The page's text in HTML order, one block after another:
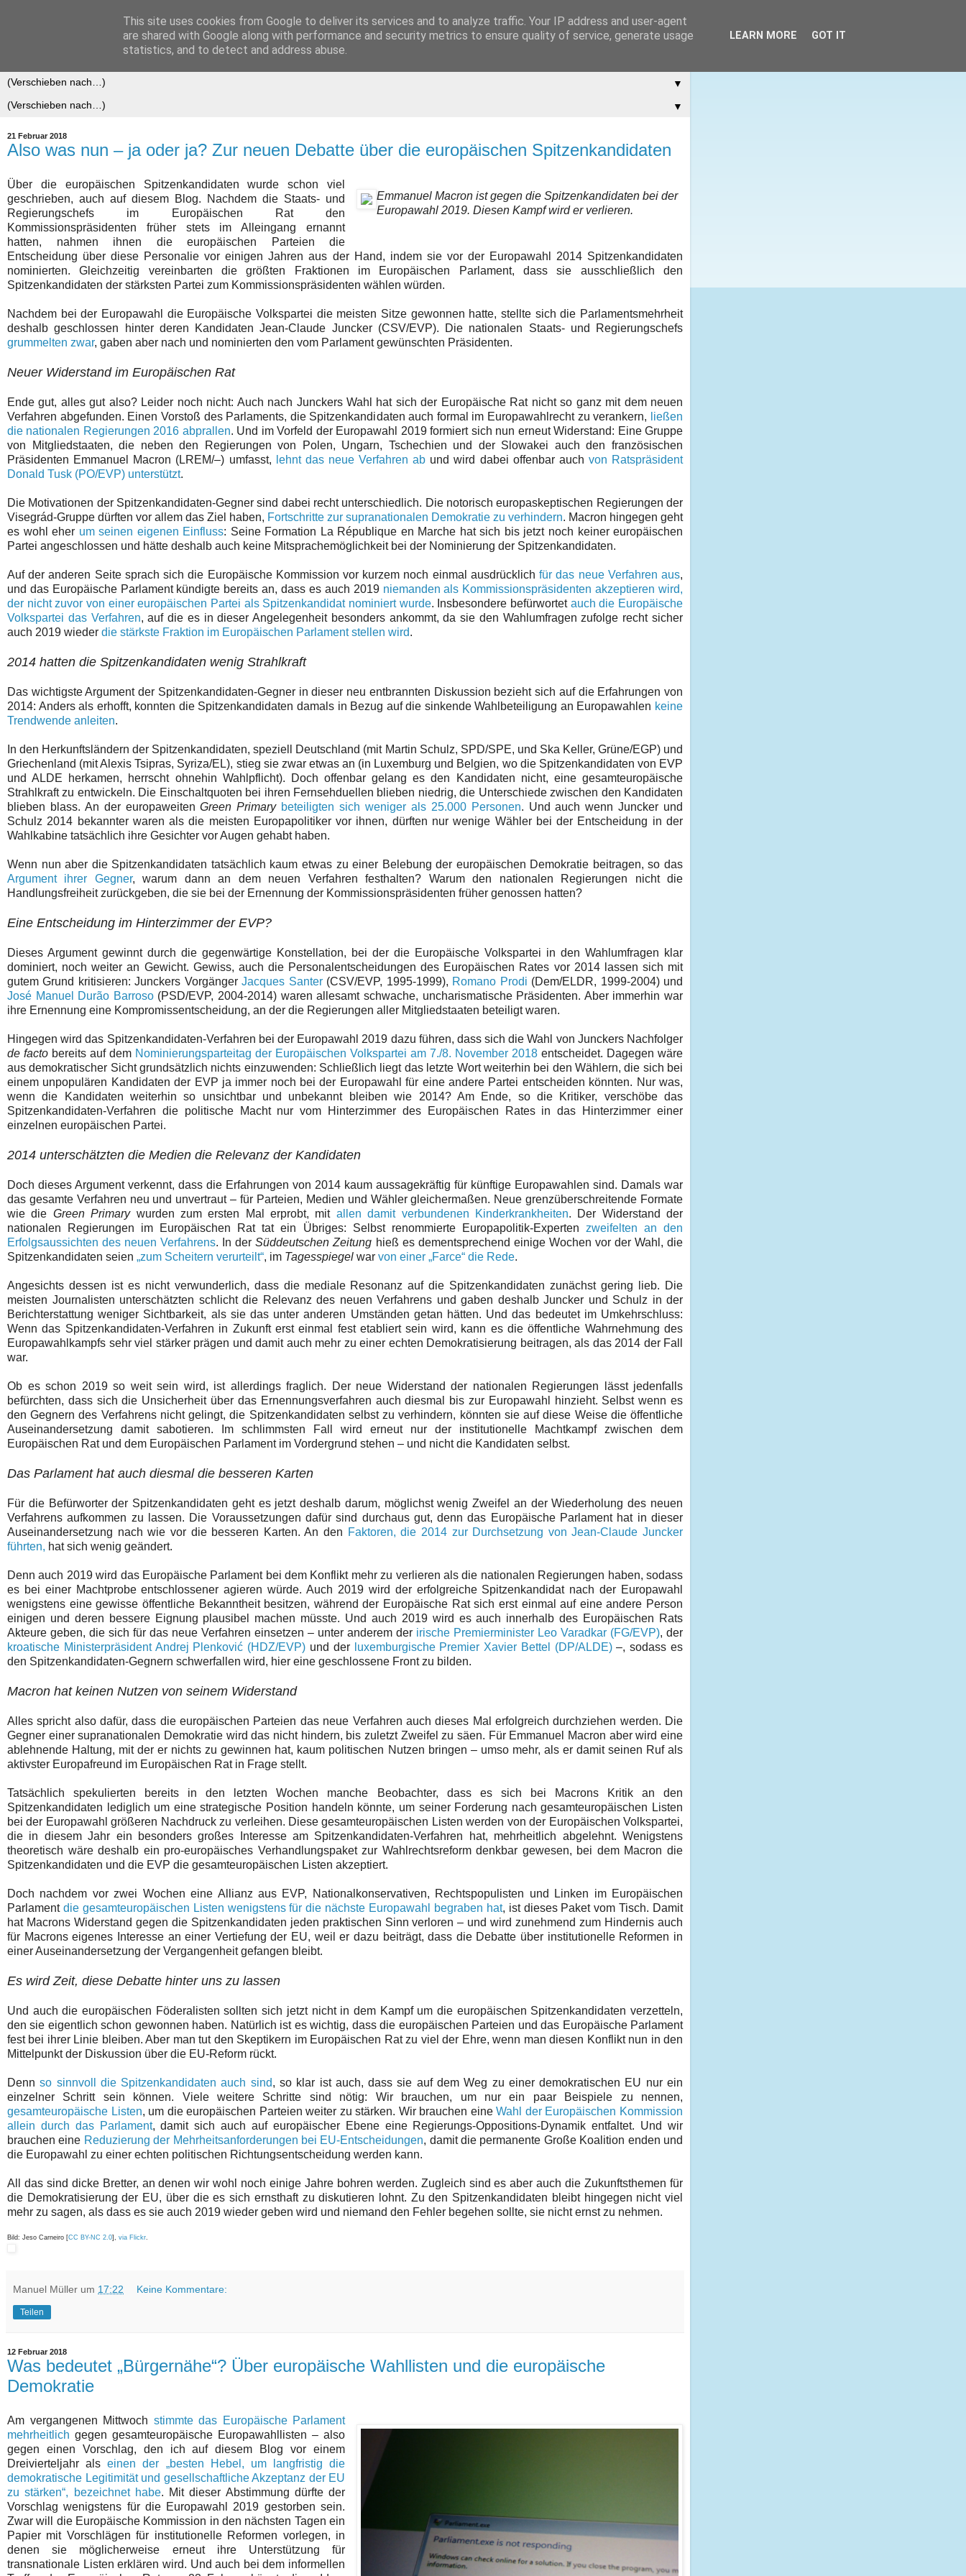
Der (europäische) Föderalist
▼
▼
21 Februar 2018
Also was nun – ja oder ja? Zur neuen Debatte über die europäischen Spitzenkandidaten
Emmanuel Macron ist gegen die Spitzenkandidaten bei der
Europawahl 2019. Diesen Kampf wird er verlieren.
Über die europäischen Spitzenkandidaten wurde schon viel
geschrieben, auch auf diesem Blog. Nachdem die Staats- und
Regierungschefs im Europäischen Rat den
Kommissionspräsidenten früher stets im Alleingang ernannt
hatten, nahmen ihnen die europäischen Parteien die
Entscheidung über diese Personalie vor einigen Jahren aus der Hand, indem sie vor der Europawahl 2014 Spitzenkandidaten
nominierten. Gleichzeitig vereinbarten die größten Fraktionen im Europäischen Parlament, dass sie ausschließlich den
Spitzenkandidaten der stärksten Partei zum Kommissionspräsidenten wählen würden.
Nachdem bei der Europawahl die Europäische Volkspartei die meisten Sitze gewonnen hatte, stellte sich die Parlamentsmehrheit
deshalb geschlossen hinter deren Kandidaten Jean-Claude Juncker (CSV/EVP). Die nationalen Staats- und Regierungschefs
grummelten zwar, gaben aber nach und nominierten den vom Parlament gewünschten Präsidenten.
Neuer Widerstand im Europäischen Rat
Ende gut, alles gut also? Leider noch nicht: Auch nach Junckers Wahl hat sich der Europäische Rat nicht so ganz mit dem neuen
Verfahren abgefunden. Einen Vorstoß des Parlaments, die Spitzenkandidaten auch formal im Europawahlrecht zu verankern,
ließen
die nationalen Regierungen 2016 abprallen. Und im Vorfeld der Europawahl 2019 formiert sich nun erneut Widerstand: Eine Gruppe
von Mitgliedstaaten, die neben den Regierungen von Polen, Ungarn, Tschechien und der Slowakei auch den französischen
Präsidenten Emmanuel Macron (LREM/–) umfasst,
lehnt das neue Verfahren ab und wird dabei offenbar auch von Ratspräsident
Donald Tusk (PO/EVP) unterstützt.
Die Motivationen der Spitzenkandidaten-Gegner sind dabei recht unterschiedlich. Die notorisch europaskeptischen Regierungen der
Visegrád-Gruppe dürften vor allem das Ziel haben, Fortschritte zur supranationalen Demokratie zu verhindern. Macron hingegen geht
es wohl eher um seinen eigenen Einfluss: Seine Formation La République en Marche hat sich bis jetzt noch keiner europäischen
Partei angeschlossen und hätte deshalb auch keine Mitsprachemöglichkeit bei der Nominierung der Spitzenkandidaten.
Auf der anderen Seite sprach sich die Europäische Kommission vor kurzem noch einmal ausdrücklichfür das neue Verfahren aus,
und das Europäische Parlament kündigte bereits an, dass es auch 2019 niemanden als Kommissionspräsidenten akzeptieren wird,
der nicht zuvor von einer europäischen Partei als Spitzenkandidat nominiert wurde. Insbesondere befürwortet auch die Europäische
Volkspartei das Verfahren, auf die es in dieser Angelegenheit besonders ankommt, da sie den Wahlumfragen zufolge recht sicher
auch 2019 wieder die stärkste Fraktion im Europäischen Parlament stellen wird.
2014 hatten die Spitzenkandidaten wenig Strahlkraft
Das wichtigste Argument der Spitzenkandidaten-Gegner in dieser neu entbrannten Diskussion bezieht sich auf die Erfahrungen von
2014: Anders als erhofft, konnten die Spitzenkandidaten damals in Bezug auf die sinkende Wahlbeteiligung an Europawahlen keine
Trendwende anleiten.
In den Herkunftsländern der Spitzenkandidaten, speziell Deutschland (mit Martin Schulz, SPD/SPE, und Ska Keller, Grüne/EGP) und
Griechenland (mit Alexis Tsipras, Syriza/EL), stieg sie zwar etwas an (in Luxemburg und Belgien, wo die Spitzenkandidaten von EVP
und ALDE herkamen, herrscht ohnehin Wahlpflicht). Doch offenbar gelang es den Kandidaten nicht, eine gesamteuropäische
Strahlkraft zu entwickeln. Die Einschaltquoten bei ihren Fernsehduellen blieben niedrig, die Unterschiede zwischen den Kandidaten
blieben blass. An der europaweitenGreenPrimary beteiligten sich weniger als 25.000 Personen. Und auch wenn Juncker und
Schulz 2014 bekannter waren als die meisten Europapolitiker vor ihnen, dürften nur wenige Wähler bei der Entscheidung in der
Wahlkabine tatsächlich ihre Gesichter vor Augen gehabt haben.
Wenn nun aber die Spitzenkandidaten tatsächlich kaum etwas zu einer Belebung der europäischen Demokratie beitragen, so das
Argument ihrer Gegner, warum dann an dem neuen Verfahren festhalten? Warum den nationalen Regierungen nicht die
Handlungsfreiheit zurückgeben, die sie bei der Ernennung der Kommissionspräsidenten früher genossen hatten?
Eine Entscheidung im Hinterzimmer der EVP?
Dieses Argument gewinnt durch die gegenwärtige Konstellation, bei der die Europäische Volkspartei in den Wahlumfragen klar
dominiert, noch weiter an Gewicht. Gewiss, auch die Personalentscheidungen des Europäischen Rates vor 2014 lassen sich mit
gutem Grund kritisieren: Junckers VorgängerJacques Santer(CSV/EVP, 1995-1999), Romano Prodi (Dem/ELDR, 1999-2004) und
José Manuel Durão Barroso(PSD/EVP, 2004-2014) waren allesamt schwache, uncharismatische Präsidenten. Aber immerhin war
ihre Ernennung eine Kompromissentscheidung, an der die Regierungen aller Mitgliedstaaten beteiligt waren.
Hingegen wird das Spitzenkandidaten-Verfahren bei der Europawahl 2019 dazu führen, dass sich die Wahl von Junckers Nachfolger
de facto bereits auf dem Nominierungsparteitag der Europäischen Volkspartei am 7./8. November 2018 entscheidet. Dagegen wäre
aus demokratischer Sicht grundsätzlich nichts einzuwenden: Schließlich liegt das letzte Wort weiterhin bei den Wählern, die sich bei
einem unpopulären Kandidaten der EVP ja immer noch bei der Europawahl für eine andere Partei entscheiden könnten. Nur was,
wenn die Kandidaten weiterhin so unsichtbar und unbekannt bleiben wie 2014? Am Ende, so die Kritiker, verschöbe das
Spitzenkandidaten-Verfahren die politische Macht nur vom Hinterzimmer des Europäischen Rates in das Hinterzimmer einer
einzelnen europäischen Partei.
2014 unterschätzten die Medien die Relevanz der Kandidaten
Doch dieses Argument verkennt, dass die Erfahrungen von 2014 kaum aussagekräftig für künftige Europawahlen sind. Damals war
das gesamte Verfahren neu und unvertraut – für Parteien, Medien und Wähler gleichermaßen. Neue grenzüberschreitende Formate
wie die Green Primary wurden zum ersten Mal erprobt, mit allen damit verbundenen Kinderkrankheiten. Der Widerstand der
nationalen Regierungen im Europäischen Rat tat ein Übriges: Selbst renommierte Europapolitik-Experten zweifelten an den
Erfolgsaussichten des neuen Verfahrens. In derSüddeutschen Zeitung hieß es dementsprechend einige Wochen vor der Wahl, die
Spitzenkandidaten seien „zum Scheitern verurteilt“, im Tagesspiegel war von einer „Farce“ die Rede.
Angesichts dessen ist es nicht verwunderlich, dass die mediale Resonanz auf die Spitzenkandidaten zunächst gering lieb. Die
meisten Journalisten unterschätzten schlicht die Relevanz des neuen Verfahrens und gaben deshalb Juncker und Schulz in der
Berichterstattung weniger Sichtbarkeit, als sie das unter anderen Umständen getan hätten. Und das bedeutet im Umkehrschluss:
Wenn das Spitzenkandidaten-Verfahren in Zukunft erst einmal fest etabliert sein wird, kann es die öffentliche Wahrnehmung des
Europawahlkampfs sehr viel stärker prägen und damit auch mehr zu einer echten Demokratisierung beitragen, als das 2014 der Fall
war.
Ob es schon 2019 so weit sein wird, ist allerdings fraglich. Der neue Widerstand der nationalen Regierungen lässt jedenfalls
befürchten, dass sich die Unsicherheit über das Ernennungsverfahren auch diesmal bis zur Europawahl hinzieht. Selbst wenn es
den Gegnern des Verfahrens nicht gelingt, die Spitzenkandidaten selbst zu verhindern, könnten sie auf diese Weise die öffentliche
Auseinandersetzung damit sabotieren. Im schlimmsten Fall wird erneut nur der institutionelle Machtkampf zwischen dem
Europäischen Rat und dem Europäischen Parlament im Vordergrund stehen – und nicht die Kandidaten selbst.
Das Parlament hat auch diesmal die besseren Karten
Für die Befürworter der Spitzenkandidaten geht es jetzt deshalb darum, möglichst wenig Zweifel an der Wiederholung des neuen
Verfahrens aufkommen zu lassen. Die Voraussetzungen dafür sind durchaus gut, denn das Europäische Parlament hat in dieser
Auseinandersetzung nach wie vor die besseren Karten. An den Faktoren, die 2014 zur Durchsetzung von Jean-Claude Juncker
führten, hat sich wenig geändert.
Denn auch 2019 wird das Europäische Parlament bei dem Konflikt mehr zu verlieren als die nationalen Regierungen haben, sodass
es bei einer Machtprobe entschlossener agieren würde. Auch 2019 wird der erfolgreiche Spitzenkandidat nach der Europawahl
wenigstens eine gewisse öffentliche Bekanntheit besitzen, während der Europäische Rat sich erst einmal auf eine andere Person
einigen und deren bessere Eignung plausibel machen müsste. Und auch 2019 wird es auch innerhalb des Europäischen Rats
Akteure geben, die sich für das neue Verfahren einsetzen – unter anderem der irische Premierminister Leo Varadkar (FG/EVP), der
kroatische Ministerpräsident Andrej Plenković (HDZ/EVP) und der luxemburgische Premier Xavier Bettel (DP/ALDE)–, sodass es
den Spitzenkandidaten-Gegnern schwerfallen wird, hier eine geschlossene Front zu bilden.
Macron hat keinen Nutzen von seinem Widerstand
Alles spricht also dafür, dass die europäischen Parteien das neue Verfahren auch dieses Mal erfolgreich durchziehen werden. Die
Gegner einer supranationalen Demokratie wird das nicht hindern, bis zuletzt Zweifel zu säen. Für Emmanuel Macron aber wird eine
ablehnende Haltung, mit der er nichts zu gewinnen hat, kaum politischen Nutzen bringen – umso mehr, als er damit seinen Ruf als
aktivster Europafreund im Europäischen Rat in Frage stellt.
Tatsächlich spekulierten bereits in den letzten Wochen manche Beobachter, dass es sich bei Macrons Kritik an den
Spitzenkandidaten lediglich um eine strategische Position handeln könnte, um seiner Forderung nach gesamteuropäischen Listen
bei der Europawahl größeren Nachdruck zu verleihen. Diese gesamteuropäischen Listen werden von der Europäischen Volkspartei,
die in diesem Jahr ein besonders großes Interesse am Spitzenkandidaten-Verfahren hat, mehrheitlich abgelehnt. Wenigstens
theoretisch wäre deshalb ein pro-europäisches Verhandlungspaket zur Wahlrechtsreform denkbar gewesen, bei dem Macron die
Spitzenkandidaten und die EVP die gesamteuropäischen Listen akzeptiert.
Doch nachdem vor zwei Wochen eine Allianz aus EVP, Nationalkonservativen, Rechtspopulisten und Linken im Europäischen
Parlament die gesamteuropäischen Listen wenigstens für die nächste Europawahl begraben hat, ist dieses Paket vom Tisch. Damit
hat Macrons Widerstand gegen die Spitzenkandidaten jeden praktischen Sinn verloren – und wird zunehmend zum Hindernis auch
für Macrons eigenes Interesse an einer Vertiefung der EU, weil er dazu beiträgt, dass die Debatte über institutionelle Reformen in
einer Auseinandersetzung der Vergangenheit gefangen bleibt.
Es wird Zeit, diese Debatte hinter uns zu lassen
Und auch die europäischen Föderalisten sollten sich jetzt nicht in dem Kampf um die europäischen Spitzenkandidaten verzetteln,
den sie eigentlich schon gewonnen haben. Natürlich ist es wichtig, dass die europäischen Parteien und das Europäische Parlament
fest bei ihrer Linie bleiben. Aber man tut den Skeptikern im Europäischen Rat zu viel der Ehre, wenn man diesen Konflikt nun in den
Mittelpunkt der Diskussion über die EU-Reform rückt.
Dennso sinnvoll die Spitzenkandidaten auch sind, so klar ist auch, dass sie auf dem Weg zu einer demokratischen EU nur ein
einzelner Schritt sein können. Viele weitere Schritte sind nötig: Wir brauchen, um nur ein paar Beispiele zu nennen,
gesamteuropäische Listen, um die europäischen Parteien weiter zu stärken. Wir brauchen eineWahl der Europäischen Kommission
allein durch das Parlament, damit sich auch auf europäischer Ebene eine Regierungs-Oppositions-Dynamik entfaltet. Und wir
brauchen eine Reduzierung der Mehrheitsanforderungen bei EU-Entscheidungen, damit die permanente Große Koalition enden und
die Europawahl zu einer echten politischen Richtungsentscheidung werden kann.
All das sind dicke Bretter, an denen wir wohl noch einige Jahre bohren werden. Zugleich sind es aber auch die Zukunftsthemen für
die Demokratisierung der EU, über die es sich ernsthaft zu diskutieren lohnt. Zu den Spitzenkandidaten bleibt hingegen nicht viel
mehr zu sagen, als dass es sie auch 2019 wieder geben wird und niemand den Fehler begehen sollte, sie nicht ernst zu nehmen.
Bild: Jeso Carneiro [CC BY-NC 2.0], via Flickr
Manuel Müller um 17:22 Keine Kommentare:
Teilen
12 Februar 2018
Was bedeutet „Bürgernähe“? Über europäische Wahllisten und die europäische
Demokratie
Am vergangenen Mittwoch stimmte das Europäische Parlament
mehrheitlich gegen gesamteuropäische Europawahllisten – also
gegen einen Vorschlag, den ich auf diesem Blog vor einem
Dreivierteljahr alseinen der „besten Hebel, um langfristig die
demokratische Legitimität und gesellschaftliche Akzeptanz der EU
zu stärken“, bezeichnet habe. Mit dieser Abstimmung dürfte der
Vorschlag wenigstens für die Europawahl 2019 gestorben sein.
Zwar will die Europäische Kommission in den nächsten Tagen ein
Papier mit Vorschlägen für institutionelle Reformen vorlegen, in
denen sie möglicherweise erneut ihre Unterstützung für
transnationale Listen erklären wird. Und auch bei dem informellen
This site uses cookies from Google to deliver its services and to analyze traffic. Your IP address and user-agent
are shared with Google along with performance and security metrics to ensure quality of service, generate usage
statistics, and to detect and address abuse.
LEARN MORE GOT IT